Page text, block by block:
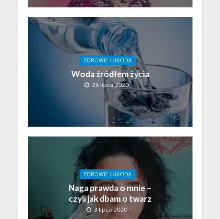
ZDROWIE I URODA
Woda źródłem życia
28 lipca 2020
ZDROWIE I URODA
Naga prawda o mnie –
czyli jak dbam o twarz
3 lipca 2020